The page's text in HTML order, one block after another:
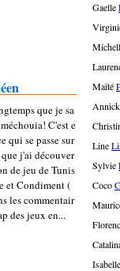
que je sa
C'est e
qui se passe sur
j'ai découver
de jeu de Tunis
et Condiment (
les commentair
des jeux en...
Gaelle
Maïté
Annick
Line
Sylvie
Coco
Isabelle